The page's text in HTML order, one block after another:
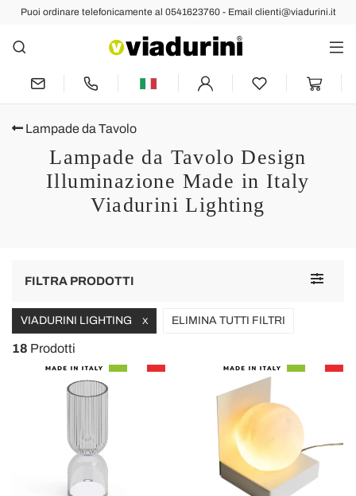
Puoi ordinare telefonicamente al 0541623760 - Email clienti@viadurini.it
Lampade da Tavolo
Lampade da Tavolo Design
Illuminazione Made in Italy
Viadurini Lighting
Toggle
FILTRA PRODOTTI
VIADURINI LIGHTING X ELIMINA TUTTI FILTRI
18 Prodotti